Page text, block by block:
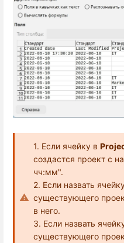
1. Если ячейку в
создастся проект с
чч:мм".
2. Если назвать
существующего
в него.
3. Если назвать
существующего